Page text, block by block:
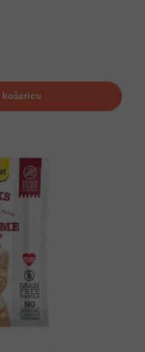
košaricu